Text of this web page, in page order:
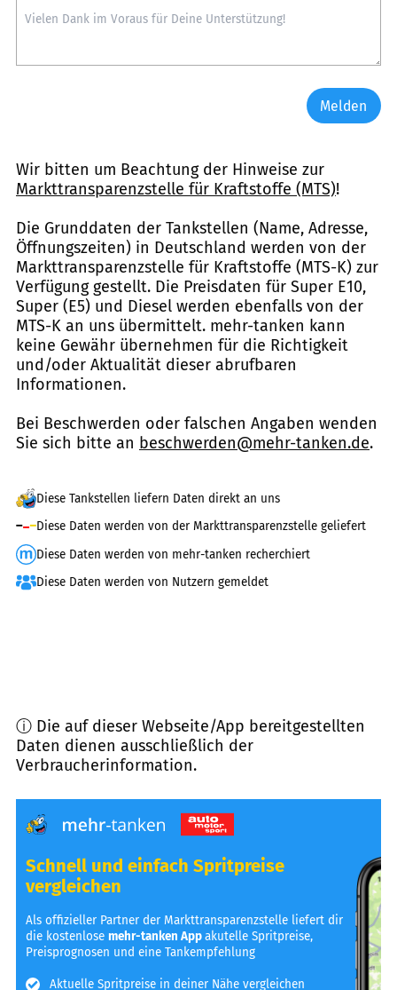
Melden
Wir bitten um Beachtung der Hinweise zur
Markttransparenzstelle für Kraftstoffe (MTS)!
Die Grunddaten der Tankstellen (Name, Adresse,
Öffnungszeiten) in Deutschland werden von der
Markttransparenzstelle für Kraftstoffe (MTS-K) zur
Verfügung gestellt. Die Preisdaten für Super E10,
Super (E5) und Diesel werden ebenfalls von der
MTS-K an uns übermittelt. mehr-tanken kann
keine Gewähr übernehmen für die Richtigkeit
und/oder Aktualität dieser abrufbaren
Informationen.
Bei Beschwerden oder falschen Angaben wenden
Sie sich bitte an beschwerden@mehr-tanken.de.
Diese Tankstellen liefern Daten direkt an uns
Diese Daten werden von der Markttransparenzstelle geliefert
Diese Daten werden von mehr-tanken recherchiert
Diese Daten werden von Nutzern gemeldet
ⓘ Die auf dieser Webseite/App bereitgestellten
Daten dienen ausschließlich der
Verbraucherinformation.
Schnell und einfach Spritpreise
vergleichen
Als offizieller Partner der Markttransparenzstelle liefert dir
die kostenlosemehr-tanken Appakutelle Spritpreise,
Preisprognosen und eine Tankempfehlung
Aktuelle Spritpreise in deiner Nähe vergleichen